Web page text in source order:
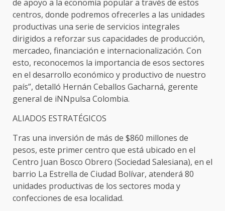
de apoyo a la economía popular a través de estos
centros, donde podremos ofrecerles a las unidades
productivas una serie de servicios integrales
dirigidos a reforzar sus capacidades de producción,
mercadeo, financiación e internacionalización. Con
esto, reconocemos la importancia de esos sectores
en el desarrollo económico y productivo de nuestro
país”, detalló Hernán Ceballos Gacharná, gerente
general de iNNpulsa Colombia.
ALIADOS ESTRATÉGICOS
Tras una inversión de más de $860 millones de
pesos, este primer centro que está ubicado en el
Centro Juan Bosco Obrero (Sociedad Salesiana), en el
barrio La Estrella de Ciudad Bolívar, atenderá 80
unidades productivas de los sectores moda y
confecciones de esa localidad.